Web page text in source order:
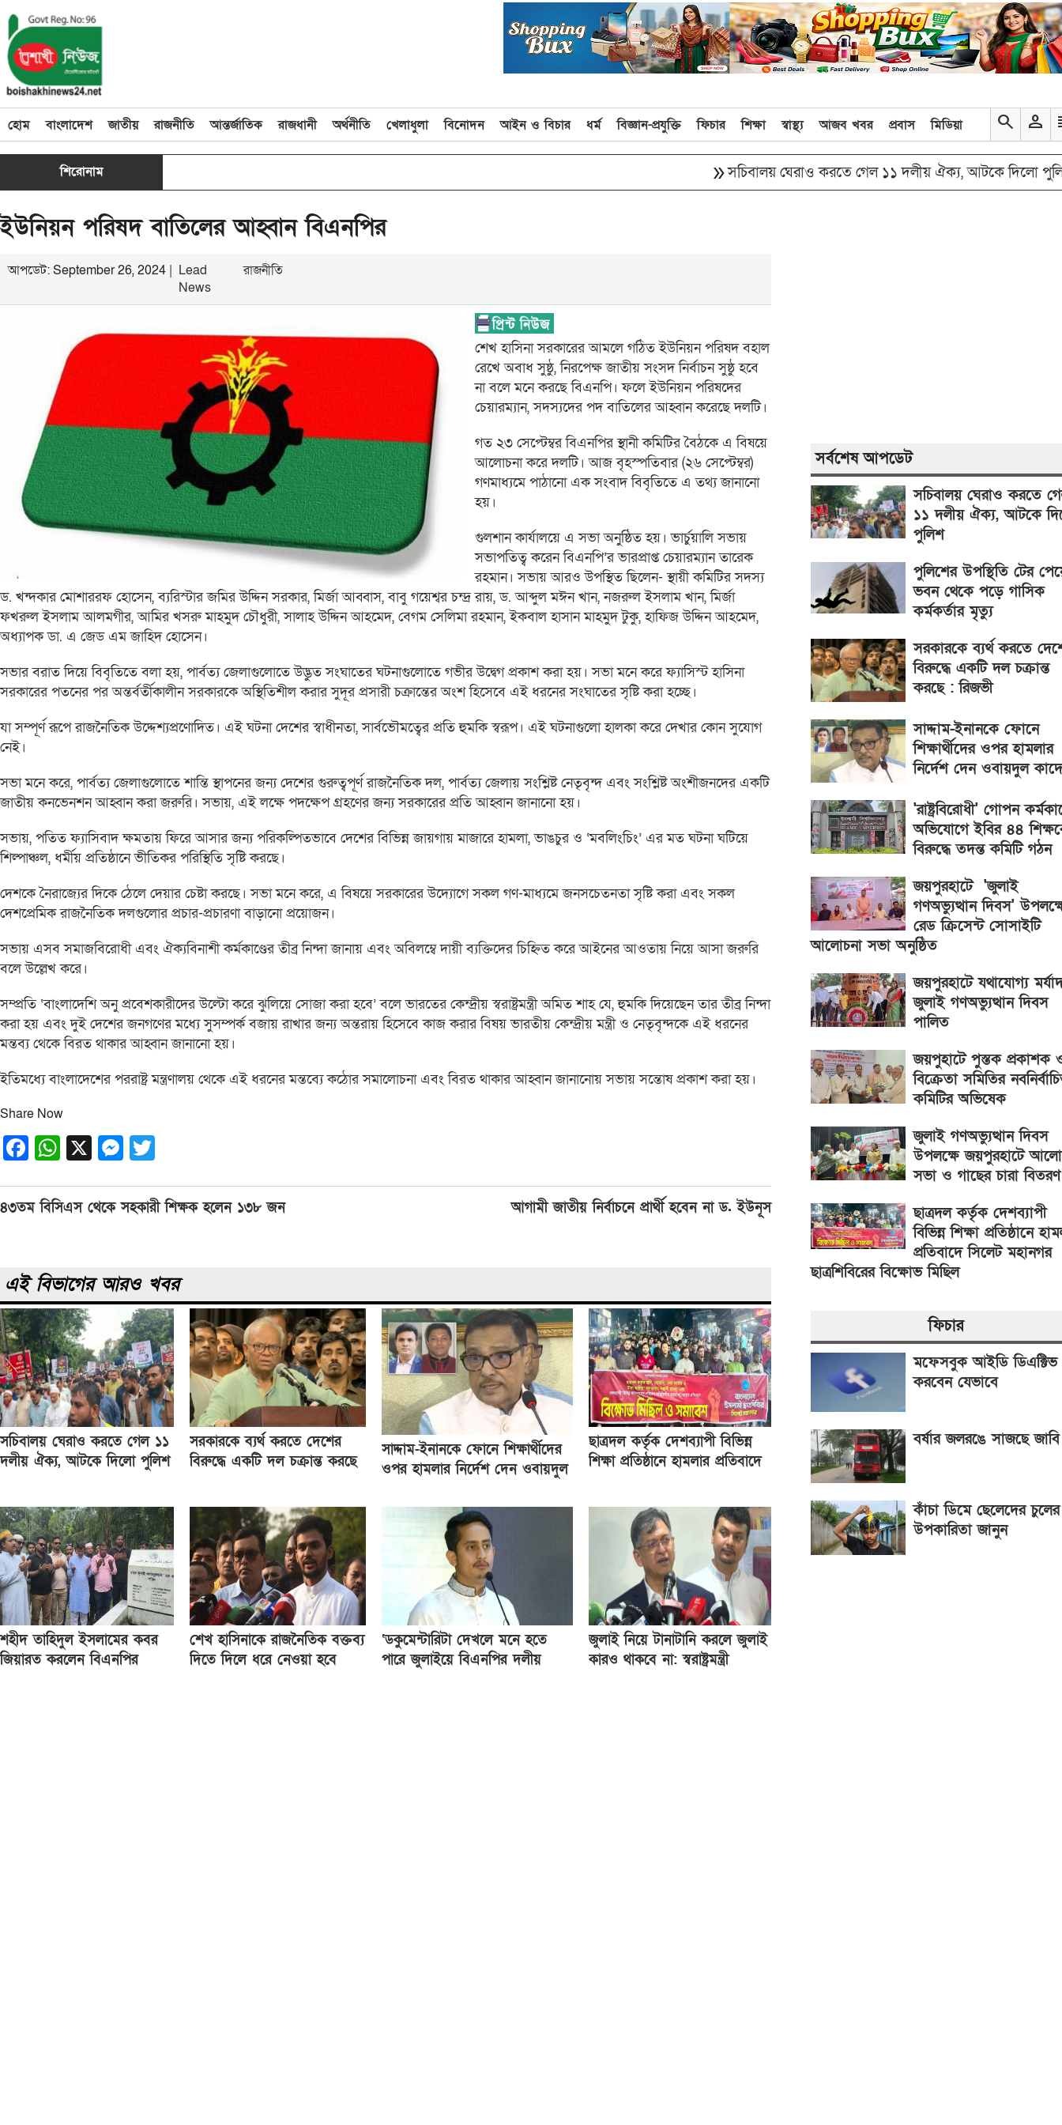
হোম বাংলাদেশ জাতীয় রাজনীতি আন্তর্জাতিক রাজধানী অর্থনীতি খেলাধুলা বিনোদন আইন ও বিচার ধর্ম বিজ্ঞান-প্রযুক্তি ফিচার শিক্ষা স্বাস্থ্য আজব খবর প্রবাস মিডিয়া search person
শিরোনাম সচিবালয় ঘেরাও করতে গেল ১১ দলীয় ঐক্য, আটকে দিলো পুলিশ double_arrow
ইউনিয়ন পরিষদ বাতিলের আহ্বান বিএনপির
আপডেট: September 26, 2024 | Lead
News
রাজনীতি
শেখ হাসিনা সরকারের আমলে গঠিত ইউনিয়ন পরিষদ বহাল
রেখে অবাধ সুষ্ঠু, নিরপেক্ষ জাতীয় সংসদ নির্বাচন সুষ্ঠু হবে
না বলে মনে করছে বিএনপি। ফলে ইউনিয়ন পরিষদের
চেয়ারম্যান, সদস্যদের পদ বাতিলের আহ্বান করেছে দলটি।
গত ২৩ সেপ্টেম্বর বিএনপির স্থানী কমিটির বৈঠকে এ বিষয়ে
আলোচনা করে দলটি। আজ বৃহস্পতিবার (২৬ সেপ্টেম্বর)
গণমাধ্যমে পাঠানো এক সংবাদ বিবৃতিতে এ তথ্য জানানো
হয়।
গুলশান কার্যালয়ে এ সভা অনুষ্ঠিত হয়। ভার্চুয়ালি সভায়
সভাপতিত্ব করেন বিএনপি’র ভারপ্রাপ্ত চেয়ারম্যান তারেক
রহমান। সভায় আরও উপস্থিত ছিলেন- স্থায়ী কমিটির সদস্য
ড. খন্দকার মোশাররফ হোসেন, ব্যরিস্টার জমির উদ্দিন সরকার, মির্জা আব্বাস, বাবু গয়েশ্বর চন্দ্র রায়, ড. আব্দুল মঈন খান, নজরুল ইসলাম খান, মির্জা
ফখরুল ইসলাম আলমগীর, আমির খসরু মাহমুদ চৌধুরী, সালাহ উদ্দিন আহমেদ, বেগম সেলিমা রহমান, ইকবাল হাসান মাহমুদ টুকু, হাফিজ উদ্দিন আহমেদ,
অধ্যাপক ডা. এ জেড এম জাহিদ হোসেন।
সভার বরাত দিয়ে বিবৃতিতে বলা হয়, পার্বত্য জেলাগুলোতে উদ্ভুত সংঘাতের ঘটনাগুলোতে গভীর উদ্বেগ প্রকাশ করা হয়। সভা মনে করে ফ্যাসিস্ট হাসিনা
সরকারের পতনের পর অন্তর্বর্তীকালীন সরকারকে অস্থিতিশীল করার সুদূর প্রসারী চক্রান্তের অংশ হিসেবে এই ধরনের সংঘাতের সৃষ্টি করা হচ্ছে।
যা সম্পূর্ণ রূপে রাজনৈতিক উদ্দেশ্যপ্রণোদিত। এই ঘটনা দেশের স্বাধীনতা, সার্বভৌমত্বের প্রতি হুমকি স্বরূপ। এই ঘটনাগুলো হালকা করে দেখার কোন সুযোগ
নেই।
সভা মনে করে, পার্বত্য জেলাগুলোতে শান্তি স্থাপনের জন্য দেশের গুরুত্বপূর্ণ রাজনৈতিক দল, পার্বত্য জেলায় সংশ্লিষ্ট নেতৃবৃন্দ এবং সংশ্লিষ্ট অংশীজনদের একটি
জাতীয় কনভেনশন আহ্বান করা জরুরি। সভায়, এই লক্ষে পদক্ষেপ গ্রহণের জন্য সরকারের প্রতি আহ্বান জানানো হয়।
সভায়, পতিত ফ্যাসিবাদ ক্ষমতায় ফিরে আসার জন্য পরিকল্পিতভাবে দেশের বিভিন্ন জায়গায় মাজারে হামলা, ভাঙচুর ও ‘মবলিংচিং’ এর মত ঘটনা ঘটিয়ে
শিল্পাঞ্চল, ধর্মীয় প্রতিষ্ঠানে ভীতিকর পরিস্থিতি সৃষ্টি করছে।
দেশকে নৈরাজ্যের দিকে ঠেলে দেয়ার চেষ্টা করছে। সভা মনে করে, এ বিষয়ে সরকারের উদ্যোগে সকল গণ-মাধ্যমে জনসচেতনতা সৃষ্টি করা এবং সকল
দেশপ্রেমিক রাজনৈতিক দলগুলোর প্রচার-প্রচারণা বাড়ানো প্রয়োজন।
সভায় এসব সমাজবিরোধী এবং ঐক্যবিনাশী কর্মকাণ্ডের তীব্র নিন্দা জানায় এবং অবিলম্বে দায়ী ব্যক্তিদের চিহ্নিত করে আইনের আওতায় নিয়ে আসা জরুরি
বলে উল্লেখ করে।
সম্প্রতি ‘বাংলাদেশি অনু প্রবেশকারীদের উল্টো করে ঝুলিয়ে সোজা করা হবে’ বলে ভারতের কেন্দ্রীয় স্বরাষ্ট্রমন্ত্রী অমিত শাহ যে, হুমকি দিয়েছেন তার তীব্র নিন্দা
করা হয় এবং দুই দেশের জনগণের মধ্যে সুসম্পর্ক বজায় রাখার জন্য অন্তরায় হিসেবে কাজ করার বিষয় ভারতীয় কেন্দ্রীয় মন্ত্রী ও নেতৃবৃন্দকে এই ধরনের
মন্তব্য থেকে বিরত থাকার আহ্বান জানানো হয়।
ইতিমধ্যে বাংলাদেশের পররাষ্ট্র মন্ত্রণালয় থেকে এই ধরনের মন্তব্যে কঠোর সমালোচনা এবং বিরত থাকার আহ্বান জানানোয় সভায় সন্তোষ প্রকাশ করা হয়।
Share Now
Facebook
WhatsApp
X Messenger
Post
৪৩তম বিসিএস থেকে সহকারী শিক্ষক হলেন ১৩৮ জন আগামী জাতীয় নির্বাচনে প্রার্থী হবেন না ড. ইউনূস
এই বিভাগের আরও খবর
সচিবালয় ঘেরাও করতে গেল ১১
দলীয় ঐক্য, আটকে দিলো পুলিশ
সরকারকে ব্যর্থ করতে দেশের
বিরুদ্ধে একটি দল চক্রান্ত করছে
সাদ্দাম-ইনানকে ফোনে শিক্ষার্থীদের
ওপর হামলার নির্দেশ দেন ওবায়দুল
ছাত্রদল কর্তৃক দেশব্যাপী বিভিন্ন
শিক্ষা প্রতিষ্ঠানে হামলার প্রতিবাদে
শহীদ তাহিদুল ইসলামের কবর
জিয়ারত করলেন বিএনপির
শেখ হাসিনাকে রাজনৈতিক বক্তব্য
দিতে দিলে ধরে নেওয়া হবে
‘ডকুমেন্টারিটা দেখলে মনে হতে
পারে জুলাইয়ে বিএনপির দলীয়
জুলাই নিয়ে টানাটানি করলে জুলাই
কারও থাকবে না: স্বরাষ্ট্রমন্ত্রী
সর্বশেষ আপডেট
সচিবালয় ঘেরাও করতে
১১ দলীয় ঐক্য, আটকে
পুলিশ
পুলিশের উপস্থিতি টের
ভবন থেকে পড়ে গাসিক
কর্মকর্তার মৃত্যু
সরকারকে ব্যর্থ করতে
বিরুদ্ধে একটি দল চক্রান্ত
করছে : রিজভী
সাদ্দাম-ইনানকে ফোনে
শিক্ষার্থীদের ওপর হামলার
নির্দেশ দেন ওবায়দুল
'রাষ্ট্রবিরোধী' গোপন
অভিযোগে ইবির ৪৪
বিরুদ্ধে তদন্ত কমিটি গঠন
জয়পুরহাটে 'জুলাই
গণঅভ্যুত্থান দিবস'
রেড ক্রিসেন্ট সোসাইটি
আলোচনা সভা অনুষ্ঠিত
জয়পুরহাটে যথাযোগ্য
জুলাই গণঅভ্যুত্থান দিবস
পালিত
জয়পুহাটে পুস্তক প্রকাশক
বিক্রেতা সমিতির
কমিটির অভিষেক
জুলাই গণঅভ্যুত্থান দিবস
উপলক্ষে জয়পুরহাটে
সভা ও গাছের চারা বিতরণ
ছাত্রদল কর্তৃক দেশব্যাপী
বিভিন্ন শিক্ষা প্রতিষ্ঠানে
প্রতিবাদে সিলেট মহানগর
ছাত্রশিবিরের বিক্ষোভ মিছিল
ফিচার
মফেসবুক আইডি ডিএক্টিভ
করবেন যেভাবে
বর্ষার জলরঙে সাজছে জাবি
কাঁচা ডিমে ছেলেদের চুলের
উপকারিতা জানুন